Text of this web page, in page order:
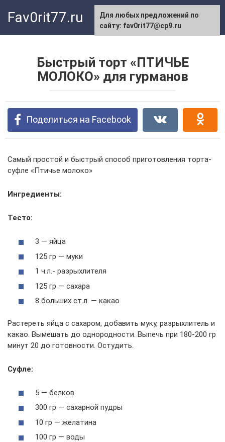
Fav0rit77.ru
Быстрый торт «ПТИЧЬЕ
МОЛОКО» для гурманов
Поделиться на Facebook
Самый простой и быстрый способ приготовления торта-
суфле «Птичье молоко»
Ингредиенты:
Тесто:
3 — яйца
125 гр — муки
1 ч.л.- разрыхлителя
125 гр — сахара
8 больших ст.л. — какао
Растереть яйца с сахаром, добавить муку, разрыхлитель и
какао. Вымешать до однородности. Выпечь при 180-200 гр
минут 20 до готовности. Остудить.
Суфле:
5 — белков
300 гр — сахарной пудры
10 гр — желатина
100 гр — воды
Для любых предложений по
сайту: fav0rit77@cp9.ru